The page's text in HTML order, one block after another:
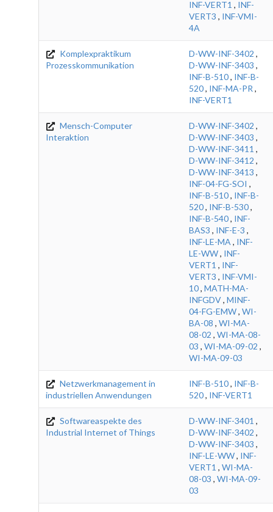
INF-VERT1 , INF-
VERT3 , INF-VMI-
4A
Komplexpraktikum
Prozesskommunikation
D-WW-INF-3402 ,
D-WW-INF-3403 ,
INF-B-510, INF-B-
520, INF-MA-PR ,
INF-VERT1
Mensch-Computer
Interaktion
D-WW-INF-3402 ,
D-WW-INF-3403 ,
D-WW-INF-3411 ,
D-WW-INF-3412 ,
D-WW-INF-3413 ,
INF-04-FG-SOI ,
INF-B-510, INF-B-
520, INF-B-530,
INF-B-540, INF-
BAS3 , INF-E-3 ,
INF-LE-MA , INF-
LE-WW, INF-
VERT1 , INF-
VERT3 , INF-VMI-
10, MATH-MA-
INFGDV, MINF-
04-FG-EMW, WI-
BA-08 , WI-MA-
08-02 , WI-MA-08-
03 , WI-MA-09-02 ,
WI-MA-09-03
Netzwerkmanagement in
industriellen Anwendungen
INF-B-510, INF-B-
520, INF-VERT1
Softwareaspekte des
Industrial Internet of Things
D-WW-INF-3401 ,
D-WW-INF-3402 ,
D-WW-INF-3403 ,
INF-LE-WW, INF-
VERT1 , WI-MA-
08-03 , WI-MA-09-
03